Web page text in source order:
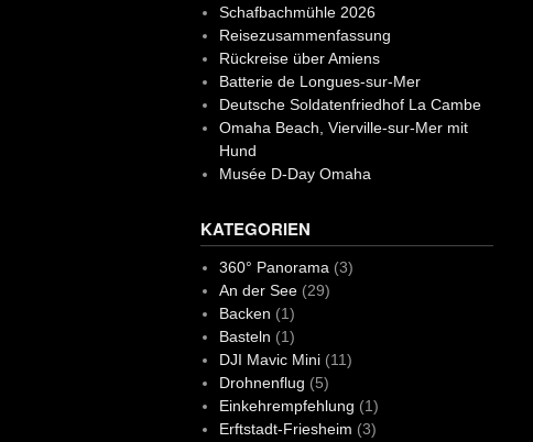
Schafbachmühle 2026
Reisezusammenfassung
Rückreise über Amiens
Batterie de Longues-sur-Mer
Deutsche Soldatenfriedhof La Cambe
Omaha Beach, Vierville-sur-Mer mit
Hund
Musée D-Day Omaha
KATEGORIEN
360° Panorama(3)
An der See(29)
Backen (1)
Basteln (1)
DJI Mavic Mini(11)
Drohnenflug (5)
Einkehrempfehlung (1)
Erftstadt-Friesheim (3)